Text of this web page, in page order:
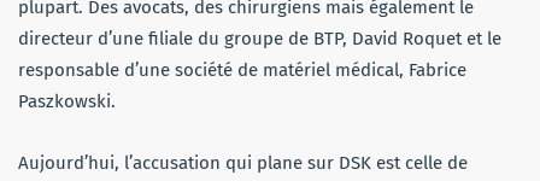
plupart. Des avocats, des chirurgiens mais également le
directeur d’une filiale du groupe de BTP, David Roquet et le
responsable d’une société de matériel médical, Fabrice
Paszkowski.
Aujourd’hui, l’accusation qui plane sur DSK est celle de